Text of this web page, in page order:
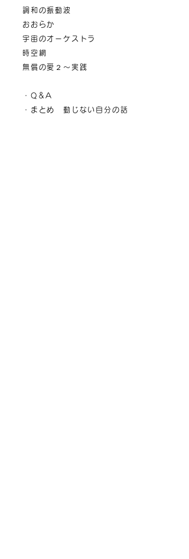
調和の振動波
おおらか
宇宙のオーケストラ
時空網
無償の愛２～実践
・Q＆A
・まとめ 動じない自分の話